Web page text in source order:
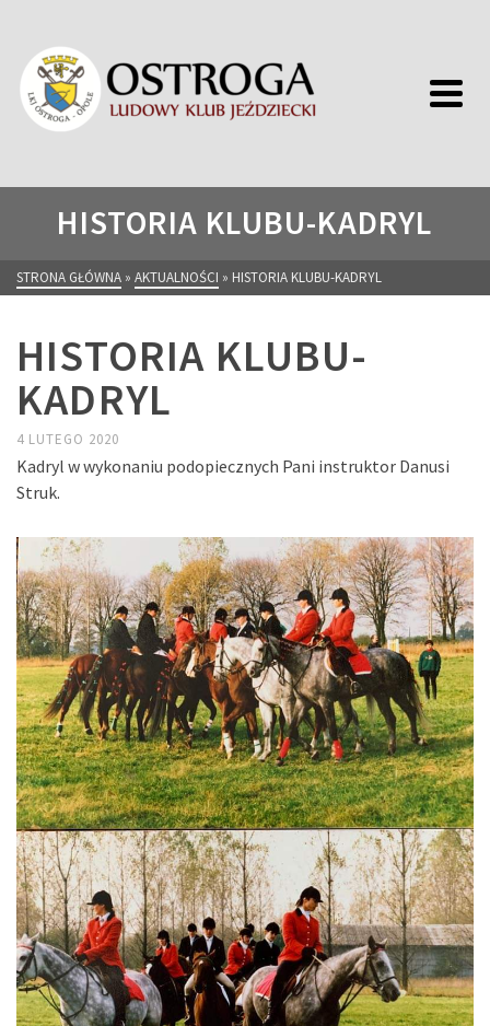
HISTORIA KLUBU-KADRYL
STRONA GŁÓWNA » AKTUALNOŚCI » HISTORIA KLUBU-KADRYL
HISTORIA KLUBU-
KADRYL
4 LUTEGO 2020
Kadryl w wykonaniu podopiecznych Pani instruktor Danusi
Struk.